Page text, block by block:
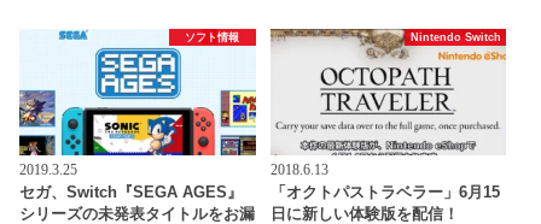
ソフト情報
2019.3.25
セガ、Switch『SEGA AGES』
シリーズの未発表タイトルをお漏
Nintendo Switch
2018.6.13
「オクトパストラベラー」6月15
日に新しい体験版を配信！